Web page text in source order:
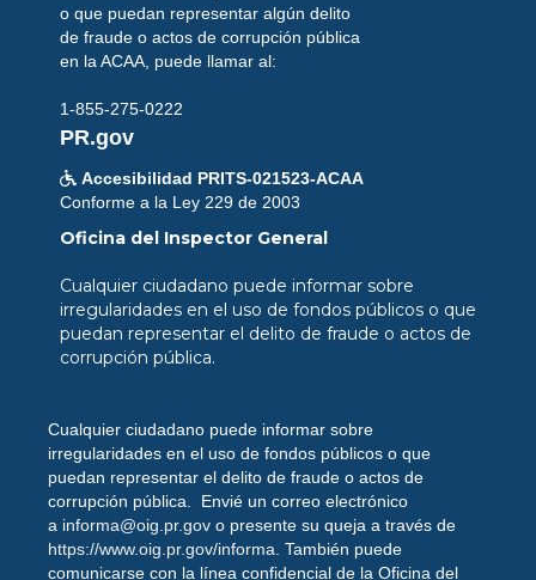
o que puedan representar algún delito
de fraude o actos de corrupción pública
en la ACAA, puede llamar al:
1-855-275-0222
PR.gov
 Accesibilidad PRITS-021523-ACAA
Conforme a la Ley 229 de 2003
Oficina del Inspector General
Cualquier ciudadano puede informar sobre
irregularidades en el uso de fondos públicos o que
puedan representar el delito de fraude o actos de
corrupción pública.
Cualquier ciudadano puede informar sobre
irregularidades en el uso de fondos públicos o que
puedan representar el delito de fraude o actos de
corrupción pública. Envié un correo electrónico
a informa@oig.pr.gov o presente su queja a través de
https://www.oig.pr.gov/informa . También puede
comunicarse con la línea confidencial de la Oficina del